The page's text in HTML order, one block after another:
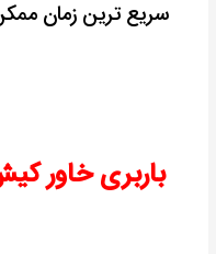
سریع ترین زمان
باربری خاور